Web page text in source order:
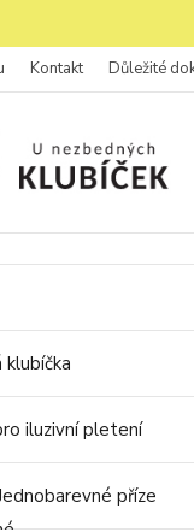
Kontakt Důležité
klubíčka
iluzivní pletení
příze